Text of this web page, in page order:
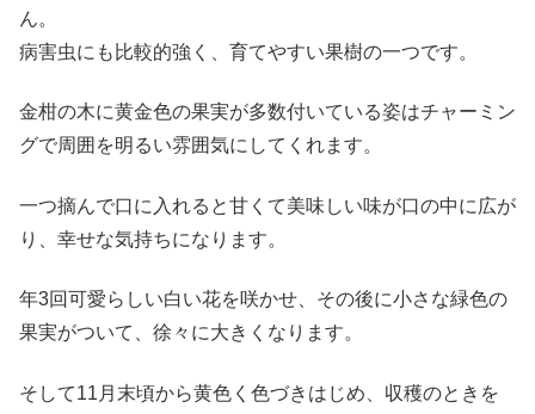
ん。
病害虫にも比較的強く、育てやすい果樹の一つです。
金柑の木に黄金色の果実が多数付いている姿はチャーミン
グで周囲を明るい雰囲気にしてくれます。
一つ摘んで口に入れると甘くて美味しい味が口の中に広が
り、幸せな気持ちになります。
年3回可愛らしい白い花を咲かせ、その後に小さな緑色の
果実がついて、徐々に大きくなります。
そして11月末頃から黄色く色づきはじめ、収穫のときを